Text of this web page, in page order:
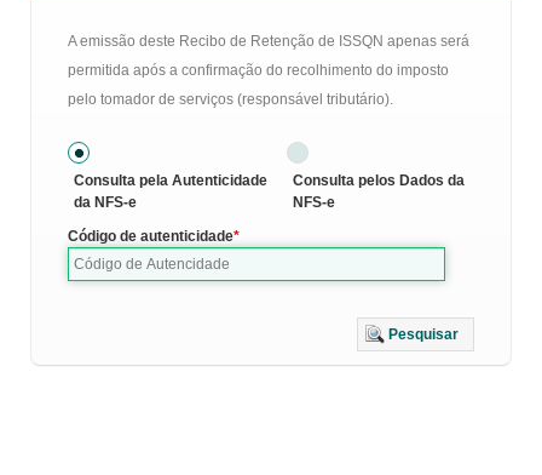
A emissão deste Recibo de Retenção de ISSQN apenas será
permitida após a confirmação do recolhimento do imposto
pelo tomador de serviços (responsável tributário).
Consulta pela Autenticidade
da NFS-e
Consulta pelos Dados da
NFS-e
Código de autenticidade
Pesquisar